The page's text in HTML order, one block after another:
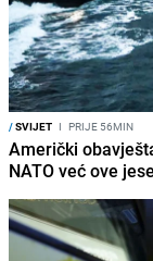
/SVIJET I PRIJE 56MIN
Američki
NATO već ove